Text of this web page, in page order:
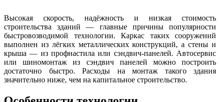
Высокая скорость, надёжность и низкая стоимость
строительства зданий — главные причины популярности
быстровозводимой технологии. Каркас таких сооружений
выполнен из лёгких металлических конструкций, а стены и
крыша — из профнастила или сэндвич-панелей. Автосервис
или шиномонтаж из сэндвич панелей можно построить
достаточно быстро. Расходы на монтаж такого здания
значительно ниже, чем на капитальное строительство.